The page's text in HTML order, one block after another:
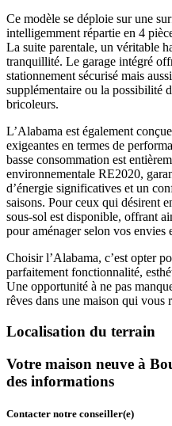
Ce modèle se déploie sur une
intelligemment répartie en 4
La suite parentale, un véritable
tranquillité. Le garage intégré
stationnement sécurisé mais
supplémentaire ou la possibilité
bricoleurs.
L’Alabama est également
exigeantes en termes de
basse consommation est
environnementale RE2020,
d’énergie significatives et un
saisons. Pour ceux qui désirent
sous-sol est disponible, offrant
pour aménager selon vos envies
Choisir l’Alabama, c’est opter
parfaitement fonctionnalité,
Une opportunité à ne pas
rêves dans une maison qui vous
Localisation du terrain
Votre maison neuve à
des informations
Contacter notre conseiller(e)